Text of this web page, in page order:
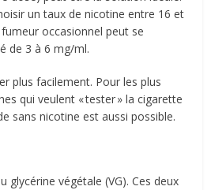
un taux de nicotine entre 16 et
occasionnel peut se
de 3 à 6 mg/ml.
plus facilement. Pour les plus
qui veulent « tester » la cigarette
sans nicotine est aussi possible.
glycérine végétale (VG). Ces deux